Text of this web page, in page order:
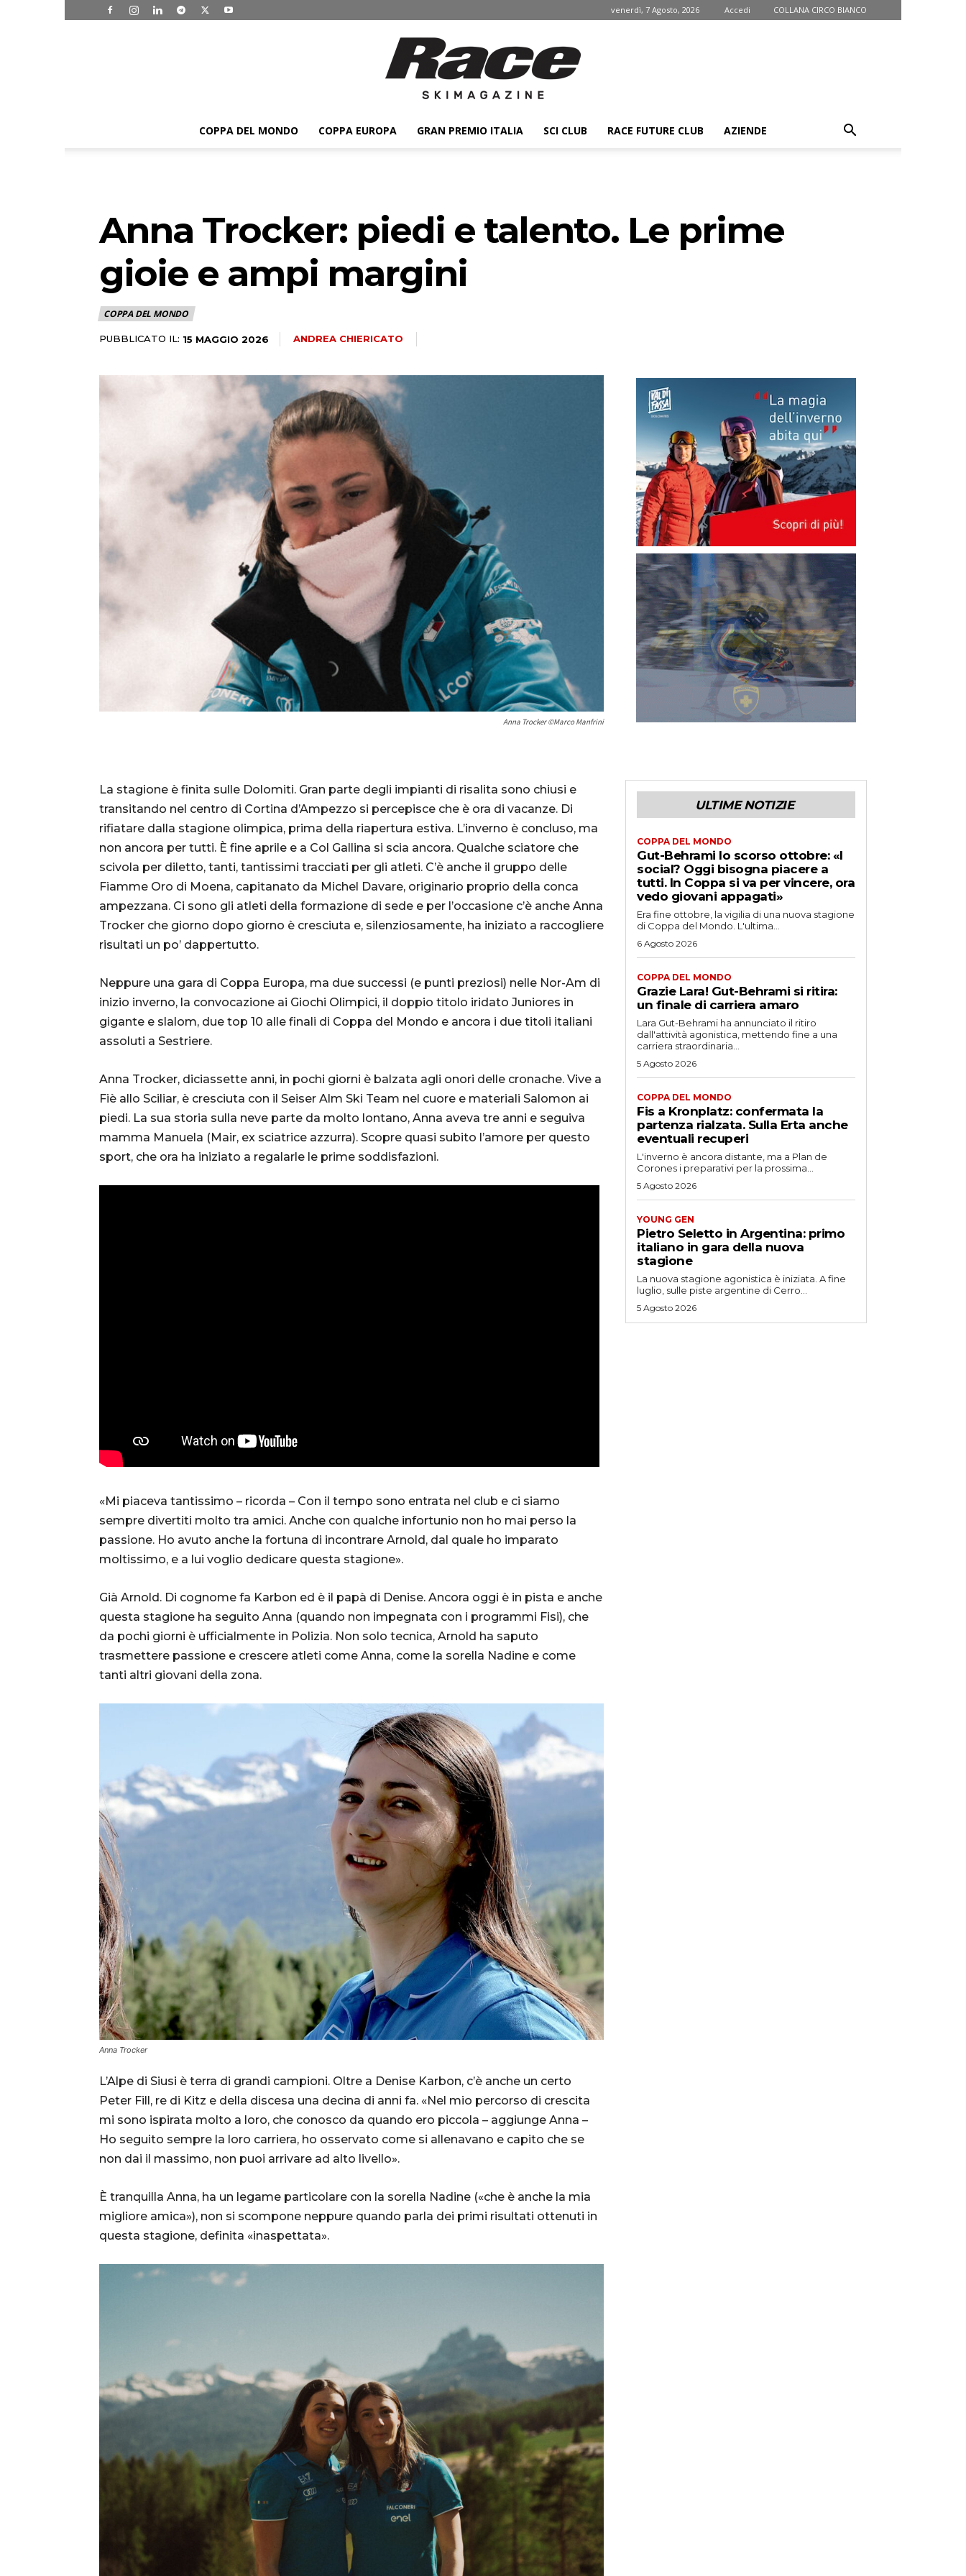
venerdì, 7 Agosto, 2026 Accedi COLLANA CIRCO BIANCO
ski
COPPA DEL MONDO COPPA EUROPA GRAN PREMIO ITALIA SCI CLUB RACE FUTURE CLUB AZIENDE
Anna Trocker: piedi e talento. Le prime
gioie e ampi margini
COPPA DEL MONDO
PUBBLICATO IL: 15 MAGGIO 2026 ANDREA CHIERICATO
Anna Trocker ©Marco Manfrini
La stagione è finita sulle Dolomiti. Gran parte degli impianti di risalita sono chiusi e
transitando nel centro di Cortina d’Ampezzo si percepisce che è ora di vacanze. Di
rifiatare dalla stagione olimpica, prima della riapertura estiva. L’inverno è concluso, ma
non ancora per tutti. È fine aprile e a Col Gallina si scia ancora. Qualche sciatore che
scivola per diletto, tanti, tantissimi tracciati per gli atleti. C’è anche il gruppo delle
Fiamme Oro di Moena, capitanato da Michel Davare, originario proprio della conca
ampezzana. Ci sono gli atleti della formazione di sede e per l’occasione c’è anche Anna
Trocker che giorno dopo giorno è cresciuta e, silenziosamente, ha iniziato a raccogliere
risultati un po’ dappertutto.
Neppure una gara di Coppa Europa, ma due successi (e punti preziosi) nelle Nor-Am di
inizio inverno, la convocazione ai Giochi Olimpici, il doppio titolo iridato Juniores in
gigante e slalom, due top 10 alle finali di Coppa del Mondo e ancora i due titoli italiani
assoluti a Sestriere.
Anna Trocker, diciassette anni, in pochi giorni è balzata agli onori delle cronache. Vive a
Fiè allo Sciliar, è cresciuta con il Seiser Alm Ski Team nel cuore e materiali Salomon ai
piedi. La sua storia sulla neve parte da molto lontano, Anna aveva tre anni e seguiva
mamma Manuela (Mair, ex sciatrice azzurra). Scopre quasi subito l’amore per questo
sport, che ora ha iniziato a regalarle le prime soddisfazioni.
«Mi piaceva tantissimo – ricorda – Con il tempo sono entrata nel club e ci siamo
sempre divertiti molto tra amici. Anche con qualche infortunio non ho mai perso la
passione. Ho avuto anche la fortuna di incontrare Arnold, dal quale ho imparato
moltissimo, e a lui voglio dedicare questa stagione».
Già Arnold. Di cognome fa Karbon ed è il papà di Denise. Ancora oggi è in pista e anche
questa stagione ha seguito Anna (quando non impegnata con i programmi Fisi), che
da pochi giorni è ufficialmente in Polizia. Non solo tecnica, Arnold ha saputo
trasmettere passione e crescere atleti come Anna, come la sorella Nadine e come
tanti altri giovani della zona.
Anna Trocker
L’Alpe di Siusi è terra di grandi campioni. Oltre a Denise Karbon, c’è anche un certo
Peter Fill, re di Kitz e della discesa una decina di anni fa. «Nel mio percorso di crescita
mi sono ispirata molto a loro, che conosco da quando ero piccola – aggiunge Anna –
Ho seguito sempre la loro carriera, ho osservato come si allenavano e capito che se
non dai il massimo, non puoi arrivare ad alto livello».
È tranquilla Anna, ha un legame particolare con la sorella Nadine («che è anche la mia
migliore amica»), non si scompone neppure quando parla dei primi risultati ottenuti in
questa stagione, definita «inaspettata».
ULTIME NOTIZIE
COPPA DEL MONDO
Gut-Behrami lo scorso ottobre: «I
social? Oggi bisogna piacere a
tutti. In Coppa si va per vincere, ora
vedo giovani appagati»
Era fine ottobre, la vigilia di una nuova stagione
di Coppa del Mondo. L'ultima...
6 Agosto 2026
COPPA DEL MONDO
Grazie Lara! Gut-Behrami si ritira:
un finale di carriera amaro
Lara Gut-Behrami ha annunciato il ritiro
dall'attività agonistica, mettendo fine a una
carriera straordinaria...
5 Agosto 2026
COPPA DEL MONDO
Fis a Kronplatz: confermata la
partenza rialzata. Sulla Erta anche
eventuali recuperi
L'inverno è ancora distante, ma a Plan de
Corones i preparativi per la prossima...
5 Agosto 2026
YOUNG GEN
Pietro Seletto in Argentina: primo
italiano in gara della nuova
stagione
La nuova stagione agonistica è iniziata. A fine
luglio, sulle piste argentine di Cerro...
5 Agosto 2026